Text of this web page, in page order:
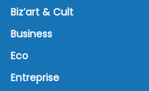
Biz’art & Cult
Business
Eco
Entreprise